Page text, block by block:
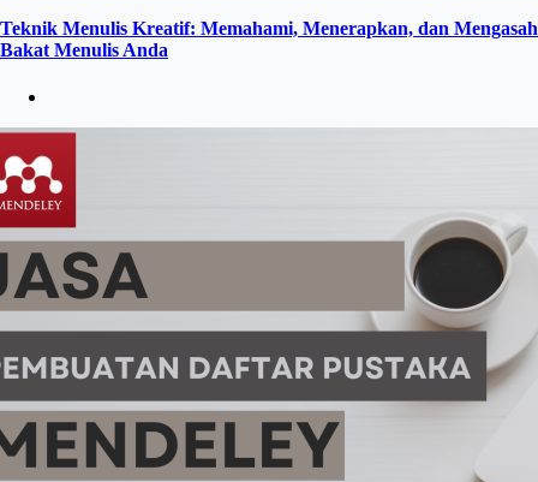
Teknik Menulis Kreatif: Memahami, Menerapkan, dan Mengasah
Bakat Menulis Anda